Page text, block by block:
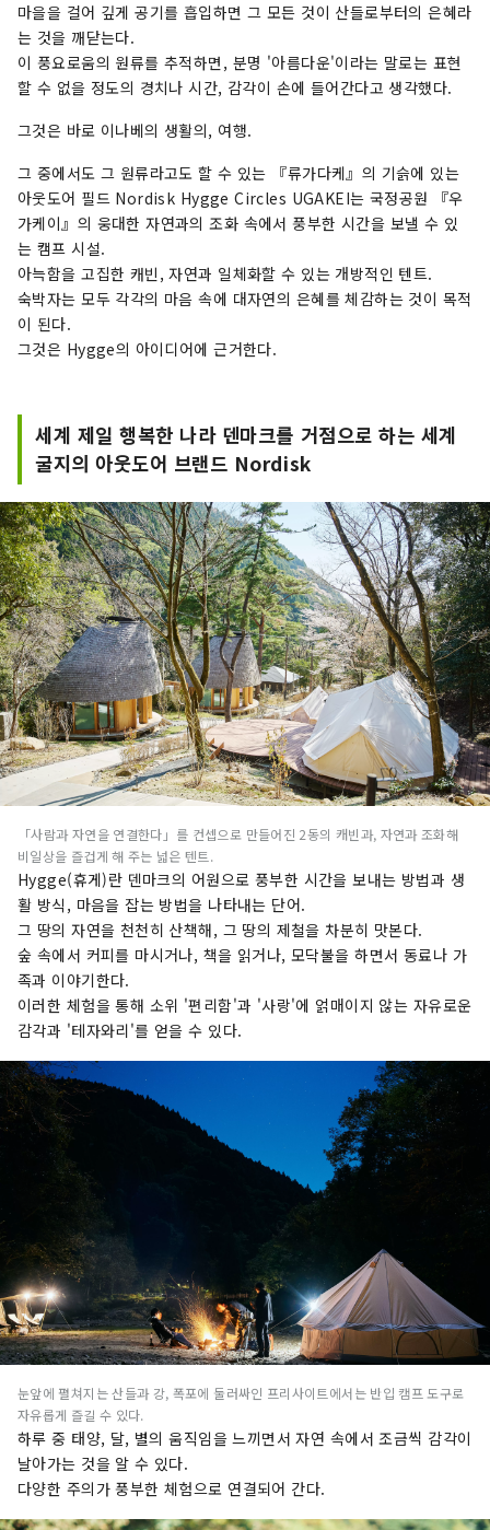
마을을 걸어 깊게 공기를 흡입하면 그 모든 것이 산들로부터의 은혜라
는 것을 깨닫는다.
이 풍요로움의 원류를 추적하면, 분명 '아름다운'이라는 말로는 표현
할 수 없을 정도의 경치나 시간, 감각이 손에 들어간다고 생각했다.
그것은 바로 이나베의 생활의, 여행.
그 중에서도 그 원류라고도 할 수 있는 『류가다케』의 기슭에 있는
아웃도어 필드 Nordisk Hygge Circles UGAKEI는 국정공원 『우
가케이』의 웅대한 자연과의 조화 속에서 풍부한 시간을 보낼 수 있
는 캠프 시설.
아늑함을 고집한 캐빈, 자연과 일체화할 수 있는 개방적인 텐트.
숙박자는 모두 각각의 마음 속에 대자연의 은혜를 체감하는 것이 목적
이 된다.
그것은 Hygge의 아이디어에 근거한다.
세계 제일 행복한 나라 덴마크를 거점으로 하는 세계
굴지의 아웃도어 브랜드 Nordisk
「사람과 자연을 연결한다」를 컨셉으로 만들어진 2동의 캐빈과, 자연과 조화해
비일상을 즐겁게 해 주는 넓은 텐트.
Hygge(휴게)란 덴마크의 어원으로 풍부한 시간을 보내는 방법과 생
활 방식, 마음을 잡는 방법을 나타내는 단어.
그 땅의 자연을 천천히 산책해, 그 땅의 제철을 차분히 맛본다.
숲 속에서 커피를 마시거나, 책을 읽거나, 모닥불을 하면서 동료나 가
족과 이야기한다.
이러한 체험을 통해 소위 '편리함'과 '사랑'에 얽매이지 않는 자유로운
감각과 '테자와리'를 얻을 수 있다.
눈앞에 펼쳐지는 산들과 강, 폭포에 둘러싸인 프리사이트에서는 반입 캠프 도구로
자유롭게 즐길 수 있다.
하루 중 태양, 달, 별의 움직임을 느끼면서 자연 속에서 조금씩 감각이
날아가는 것을 알 수 있다.
다양한 주의가 풍부한 체험으로 연결되어 간다.